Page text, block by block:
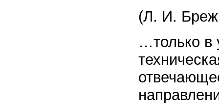
(Л. И.
…только в